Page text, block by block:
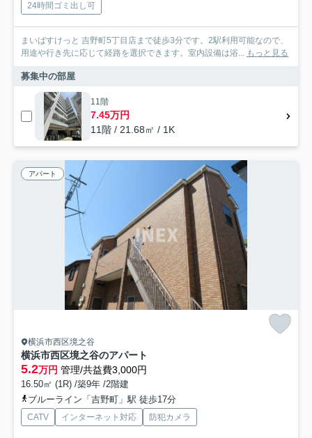
24時間ゴミ出し可
まいばすけっと 吉野町5丁目店まで徒歩3分です。2駅利用可能なので、
用途や行き先に応じて経路を選択できます。室内設備は浴... もっと見る
募集中の部屋
11階
7.45万円
11階 / 21.68㎡ / 1K
アパート
横浜市西区境之谷
横浜市西区境之谷のアパート
5.2万円 管理/共益費3,000円
16.50㎡ (1R) /築9年 /2階建
ブルーライン「吉野町」駅 徒歩17分
CATV インターネット対応 防犯カメラ